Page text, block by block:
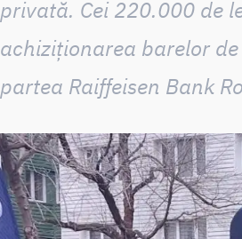
privată. Cei 220.000 de
achiziționarea barelor
partea Raiffeisen Bank